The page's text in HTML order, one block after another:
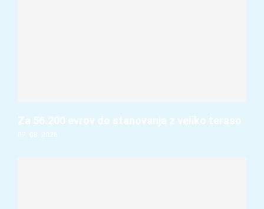
Za 56.200 evrov do stanovanja z veliko teraso
07. 08. 2026